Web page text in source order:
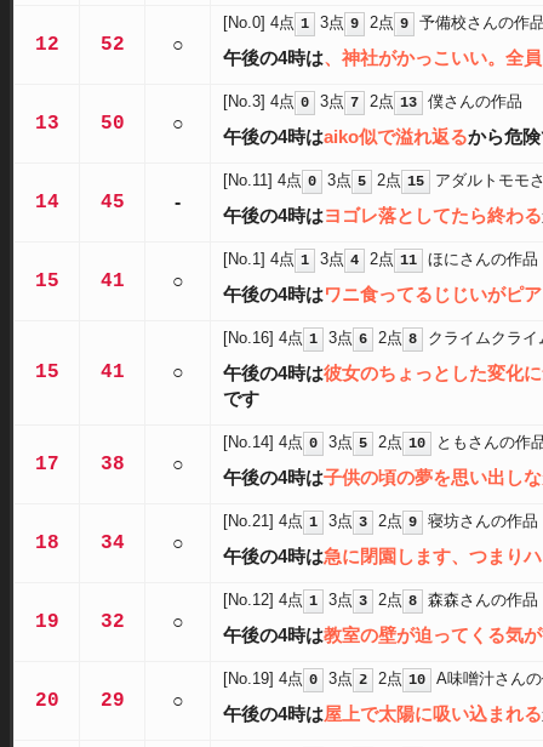
12 52 ○
[No.0] 4点 1 3点 9 2点 9 予備校さんの作
午後の4時は、神社がかっこいい。全
13 50 ○
[No.3] 4点 0 3点 7 2点 13 僕さんの作品
午後の4時はaiko似で溢れ返るから危
14 45 -
[No.11] 4点 0 3点 5 2点 15 アダルトモモ
午後の4時はヨゴレ落としてたら終わる
15 41 ○
[No.1] 4点 1 3点 4 2点 11 ほにさんの作品
午後の4時はワニ食ってるじじいがピ
15 41 ○
[No.16] 4点 1 3点 6 2点 8 クライムクラ
午後の4時は彼女のちょっとした変化
です
17 38 ○
[No.14] 4点 0 3点 5 2点 10 ともさんの作
午後の4時は子供の頃の夢を思い出し
18 34 ○
[No.21] 4点 1 3点 3 2点 9 寝坊さんの作品
午後の4時は急に閉園します、つまり
19 32 ○
[No.12] 4点 1 3点 3 2点 8 森森さんの作品
午後の4時は教室の壁が迫ってくる気
20 29 ○
[No.19] 4点 0 3点 2 2点 10 A味噌汁さん
午後の4時は屋上で太陽に吸い込まれる